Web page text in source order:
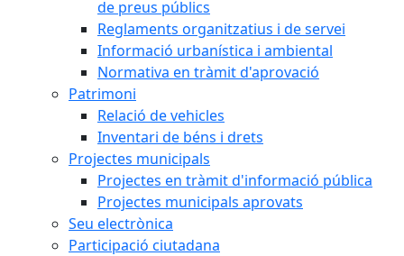
de preus públics
Reglaments organitzatius i de servei
Informació urbanística i ambiental
Normativa en tràmit d'aprovació
Patrimoni
Relació de vehicles
Inventari de béns i drets
Projectes municipals
Projectes en tràmit d'informació pública
Projectes municipals aprovats
Seu electrònica
Participació ciutadana